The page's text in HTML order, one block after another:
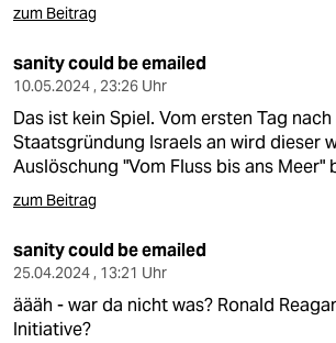
zum Beitrag
sanity could be emailed
10.05.2024 , 23:26 Uhr
Das ist kein Spiel. Vom ersten Tag
Staatsgründung Israels an wird dieser
Auslöschung "Vom Fluss bis ans Meer"
zum Beitrag
sanity could be emailed
25.04.2024 , 13:21 Uhr
äääh - war da nicht was? Ronald
Initiative?